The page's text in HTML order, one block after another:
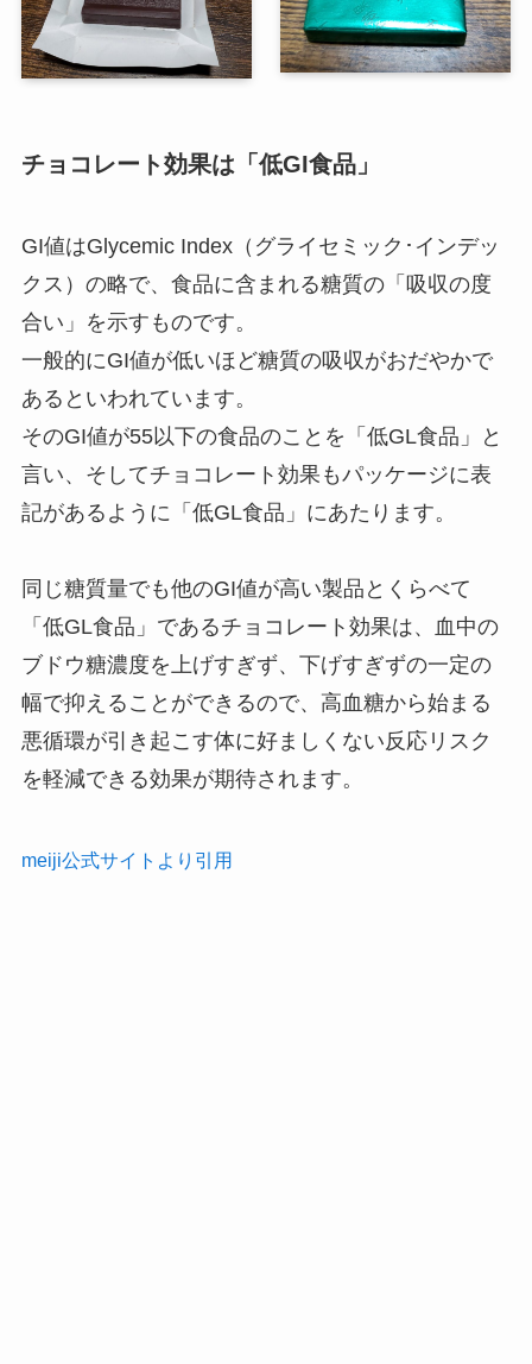
チョコレート効果は「低GI食品」
GI値はGlycemic Index（グライセミック･インデッ
クス）の略で、食品に含まれる糖質の「吸収の度
合い」を示すものです。
一般的にGI値が低いほど糖質の吸収がおだやかで
あるといわれています。
そのGI値が55以下の食品のことを「低GL食品」と
言い、そしてチョコレート効果もパッケージに表
記があるように「低GL食品」にあたります。
同じ糖質量でも他のGI値が高い製品とくらべて
「低GL食品」であるチョコレート効果は、血中の
ブドウ糖濃度を上げすぎず、下げすぎずの一定の
幅で抑えることができるので、高血糖から始まる
悪循環が引き起こす体に好ましくない反応リスク
を軽減できる効果が期待されます。
meiji公式サイトより引用